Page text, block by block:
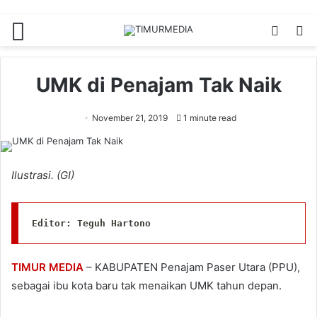
Switch
UMK di Penajam Tak Naik
November 21, 2019 1 minute read
Ilustrasi. (GI)
Editor: Teguh Hartono
TIMUR MEDIA – KABUPATEN Penajam Paser Utara (PPU),
sebagai ibu kota baru tak menaikan UMK tahun depan.